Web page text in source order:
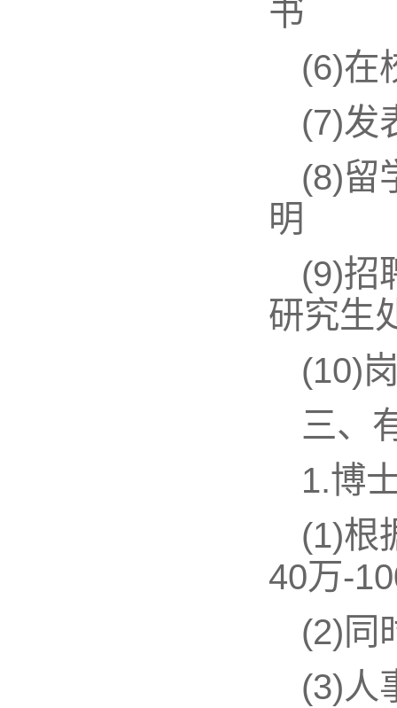
书
(6)在
(7)发
(8)留
明
(9)招
研究生
(10)
三、
1.博
(1)根
40万-
(2)同
(3)人